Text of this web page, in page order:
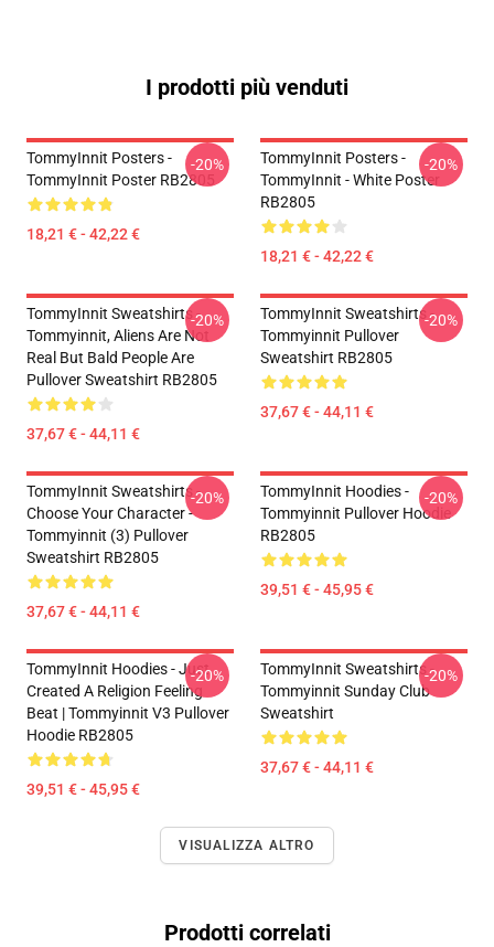
I prodotti più venduti
TommyInnit Posters -
TommyInnit Poster RB2805
18,21 € - 42,22 €
-20%
TommyInnit Posters -
TommyInnit - White Poster
RB2805
18,21 € - 42,22 €
-20%
TommyInnit Sweatshirts -
Tommyinnit, Aliens Are Not
Real But Bald People Are
Pullover Sweatshirt RB2805
37,67 € - 44,11 €
-20%
TommyInnit Sweatshirts -
Tommyinnit Pullover
Sweatshirt RB2805
37,67 € - 44,11 €
-20%
TommyInnit Sweatshirts -
Choose Your Character -
Tommyinnit (3) Pullover
Sweatshirt RB2805
37,67 € - 44,11 €
-20%
TommyInnit Hoodies -
Tommyinnit Pullover Hoodie
RB2805
39,51 € - 45,95 €
-20%
TommyInnit Hoodies - Just
Created A Religion Feeling
Beat | Tommyinnit V3 Pullover
Hoodie RB2805
39,51 € - 45,95 €
-20%
TommyInnit Sweatshirts -
Tommyinnit Sunday Club
Sweatshirt
37,67 € - 44,11 €
-20%
VISUALIZZA ALTRO
Prodotti correlati